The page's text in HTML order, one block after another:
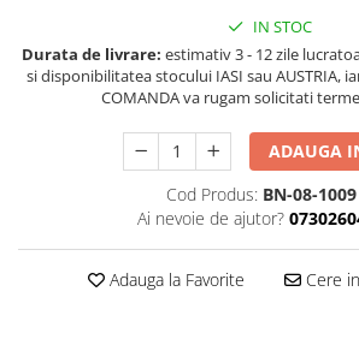
Masini de gaurit cu freza
Masini de frezat universale
Centre de prelucrare verticale CNC
Masini de frezat cu batiu
Masini de frezat multifunctionale
Masini de frezat universale SERVO
Masini de slefuit metal
IN STOC
Durata de livrare: estimativ 3 - 12 zile
si disponibilitatea stocului IASI sau AUSTRIA,
COMANDA va rugam solicitati
ADAUGA
Cod Produs: BN-08-1009
Ai nevoie de ajutor?
Adauga la Favorite Cere